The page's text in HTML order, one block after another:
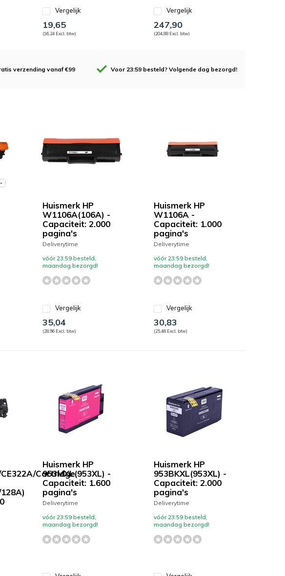
Vergelijk
19,65
(16,24 Excl. btw)
Vergelijk
247,90
(204,88 Excl. btw)
verzending vanaf €99 Voor 23:59 besteld? Volgende dag bezorgd!
Huismerk HP
W1106A(106A) -
Capaciteit: 2.000
pagina's
Deliverytime
vóór 23:59 besteld,
maandag bezorgd!
Vergelijk
35,04
(28,96 Excl. btw)
Huismerk HP
W1106A -
Capaciteit: 1.000
pagina's
Deliverytime
vóór 23:59 besteld,
maandag bezorgd!
Vergelijk
30,83
(25,48 Excl. btw)
Cartridge
Huismerk HP
953MXL(953XL) -
Capaciteit: 1.600
pagina's
Deliverytime
vóór 23:59 besteld,
maandag bezorgd!
Huismerk HP
953BKXL(953XL) -
Capaciteit: 2.000
pagina's
Deliverytime
vóór 23:59 besteld,
maandag bezorgd!